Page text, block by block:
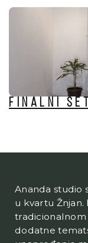
Finalni
Ananda studio
u kvartu Žnjan.
tradicionalnom
dodatne